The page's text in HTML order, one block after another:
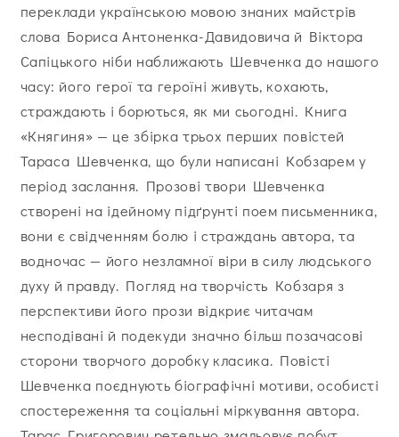
переклади українською мовою знаних майстрів
слова Бориса Антоненка-Давидовича й Віктора
Сапіцького ніби наближають Шевченка до нашого
часу: його герої та героїні живуть, кохають,
страждають і борються, як ми сьогодні. Книга
«Княгиня» — це збірка трьох перших повістей
Тараса Шевченка, що були написані Кобзарем у
період заслання. Прозові твори Шевченка
створені на ідейному підґрунті поем письменника,
вони є свідченням болю і страждань автора, та
водночас — його незламної віри в силу людського
духу й правду. Погляд на творчість Кобзаря з
перспективи його прози відкриє читачам
несподівані й подекуди значно більш позачасові
сторони творчого доробку класика. Повісті
Шевченка поєднують біографічні мотиви, особисті
спостереження та соціальні міркування автора.